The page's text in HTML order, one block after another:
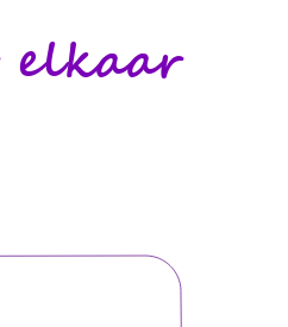
elkaar